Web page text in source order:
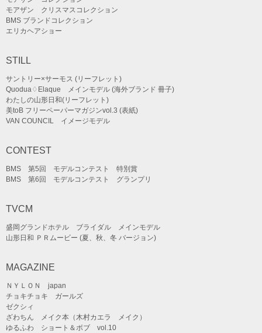
モアザン クリスマスコレクション
BMS ブランドコレクション
エリカヘアショー
STILL
サントリー×サーモス (リーフレット)
Quodua♢Elaque メインモデル (海外ブランド 冊子)
わたしの山形日和(リーフレット)
美toB フリーペーパーマガジンvol.3 (表紙)
VAN COUNCIL イメージモデル
CONTEST
BMS 第5回 モデルコンテスト 特別賞
BMS 第6回 モデルコンテスト グランプリ
TVCM
盛岡グランドホテル ブライダル メインモデル
山形日和 ＰＲムービー (夏、秋、冬 バージョン)
MAGAZINE
ＮＹＬＯＮ japan
チョキチョキ ガールズ
ゼクシィ
ざわちん メイク本（木村カエラ メイク）
ゆるふわ ショート＆ボブ vol.10